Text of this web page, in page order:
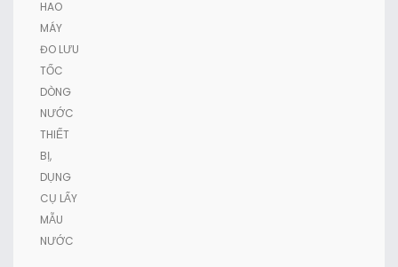
HAO
MÁY
ĐO LƯU
TỐC
DÒNG
NƯỚC
THIẾT
BỊ,
DỤNG
CỤ LẤY
MẪU
NƯỚC